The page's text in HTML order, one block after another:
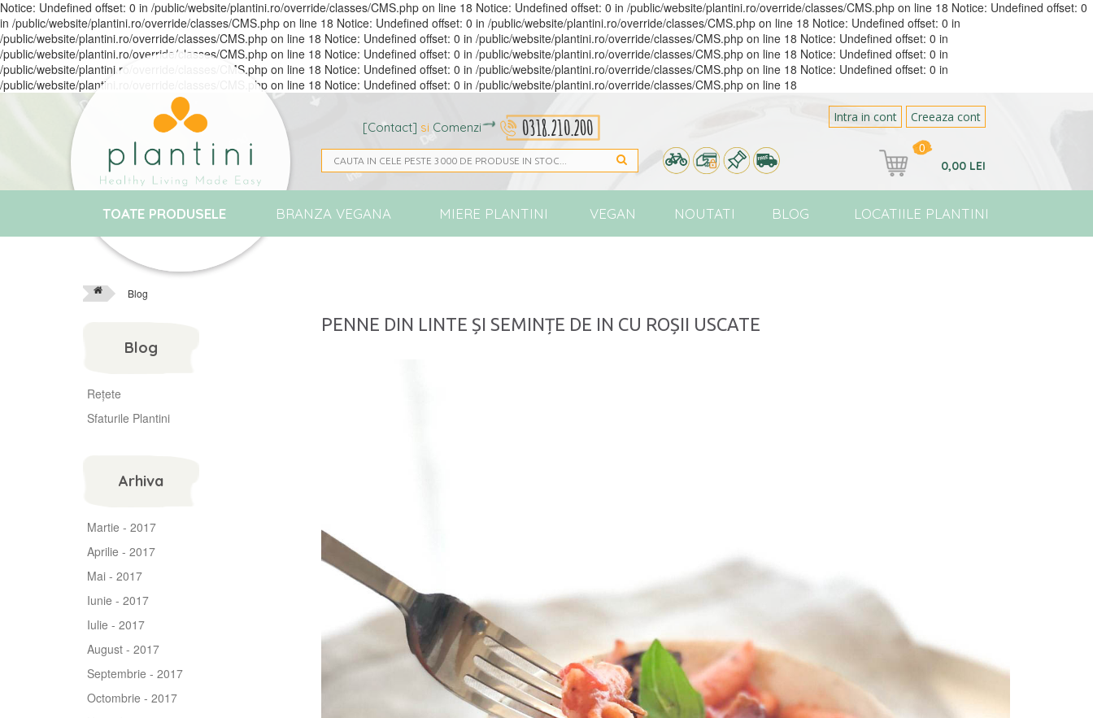
Notice: Undefined offset: 0 in /public/website/plantini.ro/override/classes/CMS.php on line 18 Notice: Undefined offset: 0 in /public/website/plantini.ro/override/classes/CMS.php on line 18 Notice: Undefined offset: 0
in /public/website/plantini.ro/override/classes/CMS.php on line 18 Notice: Undefined offset: 0 in /public/website/plantini.ro/override/classes/CMS.php on line 18 Notice: Undefined offset: 0 in
/public/website/plantini.ro/override/classes/CMS.php on line 18 Notice: Undefined offset: 0 in /public/website/plantini.ro/override/classes/CMS.php on line 18 Notice: Undefined offset: 0 in
/public/website/plantini.ro/override/classes/CMS.php on line 18 Notice: Undefined offset: 0 in /public/website/plantini.ro/override/classes/CMS.php on line 18 Notice: Undefined offset: 0 in
/public/website/plantini.ro/override/classes/CMS.php on line 18 Notice: Undefined offset: 0 in /public/website/plantini.ro/override/classes/CMS.php on line 18 Notice: Undefined offset: 0 in
/public/website/plantini.ro/override/classes/CMS.php on line 18 Notice: Undefined offset: 0 in /public/website/plantini.ro/override/classes/CMS.php on line 18
[Contact] si Comenzi
Creeaza cont
Intra in cont
0
0,00 LEI
TOATE PRODUSELE BRANZA VEGANA MIERE PLANTINI VEGAN NOUTATI BLOG LOCATIILE PLANTINI
Blog
PENNE DIN LINTE ȘI SEMINȚE DE IN CU ROȘII USCATE
Blog
Rețete
Sfaturile Plantini
Arhiva
Martie - 2017
Aprilie - 2017
Mai - 2017
Iunie - 2017
Iulie - 2017
August - 2017
Septembrie - 2017
Octombrie - 2017